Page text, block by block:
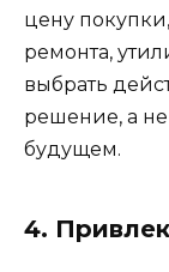
цену
ремонта,
выбрать
решение, а не
будущем.
4.